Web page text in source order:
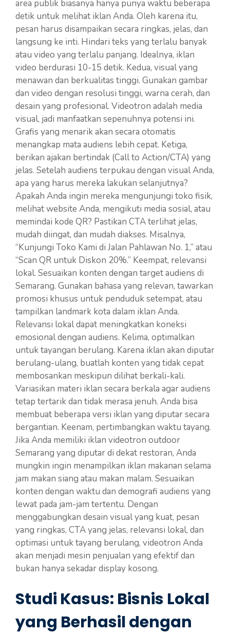
area publik biasanya hanya punya waktu beberapa
detik untuk melihat iklan Anda. Oleh karena itu,
pesan harus disampaikan secara ringkas, jelas, dan
langsung ke inti. Hindari teks yang terlalu banyak
atau video yang terlalu panjang. Idealnya, iklan
video berdurasi 10-15 detik. Kedua, visual yang
menawan dan berkualitas tinggi. Gunakan gambar
dan video dengan resolusi tinggi, warna cerah, dan
desain yang profesional. Videotron adalah media
visual, jadi manfaatkan sepenuhnya potensi ini.
Grafis yang menarik akan secara otomatis
menangkap mata audiens lebih cepat. Ketiga,
berikan ajakan bertindak (Call to Action/CTA) yang
jelas. Setelah audiens terpukau dengan visual Anda,
apa yang harus mereka lakukan selanjutnya?
Apakah Anda ingin mereka mengunjungi toko fisik,
melihat website Anda, mengikuti media sosial, atau
memindai kode QR? Pastikan CTA terlihat jelas,
mudah diingat, dan mudah diakses. Misalnya,
“Kunjungi Toko Kami di Jalan Pahlawan No. 1,” atau
“Scan QR untuk Diskon 20%.” Keempat, relevansi
lokal. Sesuaikan konten dengan target audiens di
Semarang. Gunakan bahasa yang relevan, tawarkan
promosi khusus untuk penduduk setempat, atau
tampilkan landmark kota dalam iklan Anda.
Relevansi lokal dapat meningkatkan koneksi
emosional dengan audiens. Kelima, optimalkan
untuk tayangan berulang. Karena iklan akan diputar
berulang-ulang, buatlah konten yang tidak cepat
membosankan meskipun dilihat berkali-kali.
Variasikan materi iklan secara berkala agar audiens
tetap tertarik dan tidak merasa jenuh. Anda bisa
membuat beberapa versi iklan yang diputar secara
bergantian. Keenam, pertimbangkan waktu tayang.
Jika Anda memiliki iklan videotron outdoor
Semarang yang diputar di dekat restoran, Anda
mungkin ingin menampilkan iklan makanan selama
jam makan siang atau makan malam. Sesuaikan
konten dengan waktu dan demografi audiens yang
lewat pada jam-jam tertentu. Dengan
menggabungkan desain visual yang kuat, pesan
yang ringkas, CTA yang jelas, relevansi lokal, dan
optimasi untuk tayang berulang, videotron Anda
akan menjadi mesin penjualan yang efektif dan
bukan hanya sekadar display kosong.
Studi Kasus: Bisnis Lokal
yang Berhasil dengan